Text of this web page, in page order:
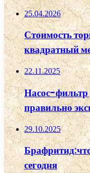
25.04.2026
Стоимость
квадратный
22.11.2025
Насос-фильтр
правильно
29.10.2025
сегодня